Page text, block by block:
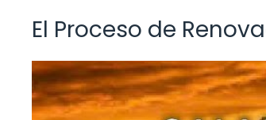
El Proceso de